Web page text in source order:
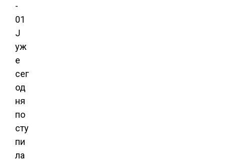
-
01
J
уж
е
сег
од
ня
по
сту
пи
ла